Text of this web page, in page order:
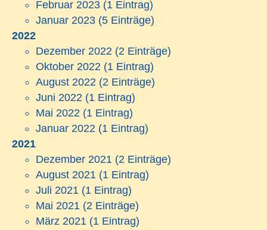
Februar 2023 (1 Eintrag)
Januar 2023 (5 Einträge)
2022
Dezember 2022 (2 Einträge)
Oktober 2022 (1 Eintrag)
August 2022 (2 Einträge)
Juni 2022 (1 Eintrag)
Mai 2022 (1 Eintrag)
Januar 2022 (1 Eintrag)
2021
Dezember 2021 (2 Einträge)
August 2021 (1 Eintrag)
Juli 2021 (1 Eintrag)
Mai 2021 (2 Einträge)
März 2021 (1 Eintrag)